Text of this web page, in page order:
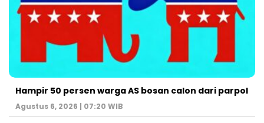
Hampir 50 persen warga AS bosan calon dari parpol
Agustus 6, 2026 | 07:20 WIB